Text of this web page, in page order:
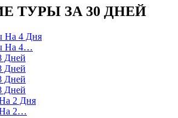
ТУРЫ ЗА 30 ДНЕЙ
На 4 Дня
На 4…
Дней
Дней
Дней
Дней
2 Дня
На 2…